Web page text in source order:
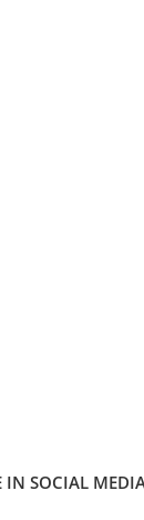
IN SOCIAL